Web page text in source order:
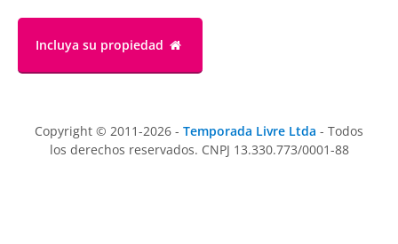
Incluya su propiedad
Copyright © 2011-2026 - Temporada Livre Ltda - Todos
los derechos reservados. CNPJ 13.330.773/0001-88